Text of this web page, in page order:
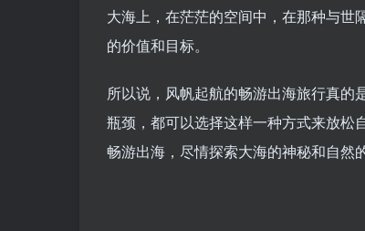
大海上，在茫茫的空间中，在那种与世
的价值和目标。
所以说，风帆起航的畅游出海旅行真的
瓶颈，都可以选择这样一种方式来放松
畅游出海，尽情探索大海的神秘和自然